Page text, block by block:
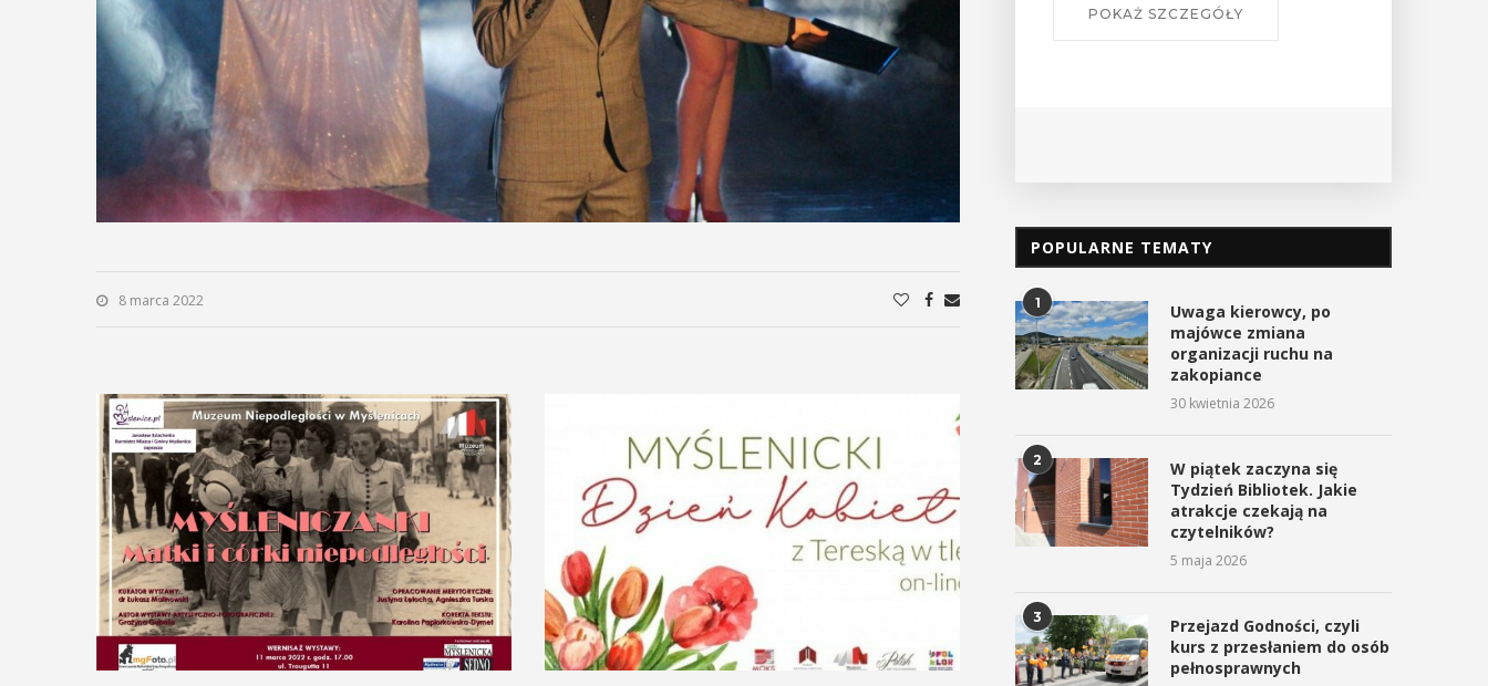
8 marca 2022
POKAŻ SZCZEGÓŁY POKAŻ SZCZEGÓŁY
POPULARNE TEMATY
1
Uwaga kierowcy, po
majówce zmiana
organizacji ruchu na
zakopiance
30 kwietnia 2026
2
W piątek zaczyna się
Tydzień Bibliotek. Jakie
atrakcje czekają na
czytelników?
5 maja 2026
3
Przejazd Godności, czyli
kurs z przesłaniem do osób
pełnosprawnych